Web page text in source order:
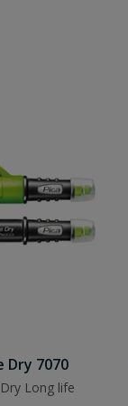
Dry 7070
Long life